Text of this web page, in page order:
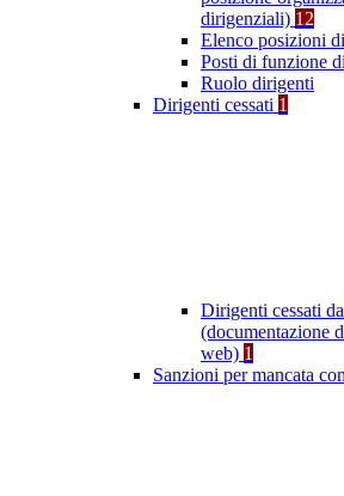
dirigenziali) 12
Elenco posizioni
Posti di funzione
Ruolo dirigenti
Dirigenti cessati 1
Dirigenti cessati
(documentazione
web) 1
Sanzioni per mancata